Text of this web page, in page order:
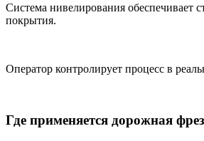
Система нивелирования обеспечивает
покрытия.
Оператор контролирует процесс в
Где применяется дорожная